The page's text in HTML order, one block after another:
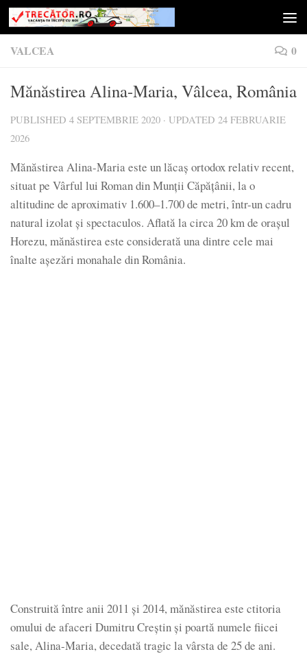
Skip to content
VALCEA 0
Mănăstirea Alina-Maria, Vâlcea, România
PUBLISHED 4 SEPTEMBRIE 2020 · UPDATED 24 FEBRUARIE
2026
Mănăstirea Alina-Maria este un lăcaș ortodox relativ recent,
situat pe Vârful lui Roman din Munții Căpățânii, la o
altitudine de aproximativ 1.600–1.700 de metri, într-un cadru
natural izolat și spectaculos. Aflată la circa 20 km de orașul
Horezu, mănăstirea este considerată una dintre cele mai
înalte așezări monahale din România.
Construită între anii 2011 și 2014, mănăstirea este ctitoria
omului de afaceri Dumitru Creștin și poartă numele fiicei
sale, Alina-Maria, decedată tragic la vârsta de 25 de ani.